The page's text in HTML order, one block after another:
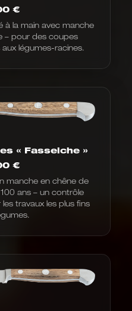
€
à la main avec manche
– pour des coupes
légumes-racines.
« Fasseiche »
€
manche en chêne de
ans – un contrôle
travaux les plus fins